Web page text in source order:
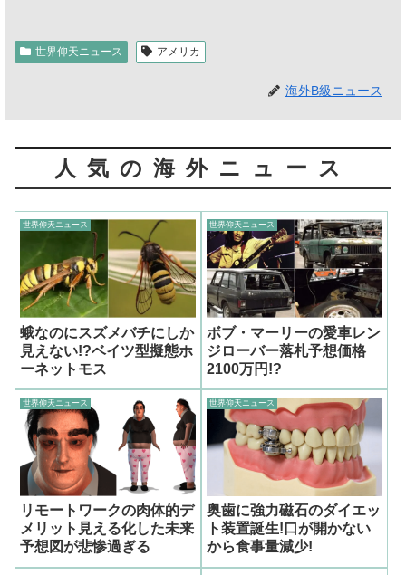
世界仰天ニュース アメリカ
海外B級ニュース
人気の海外ニュース
世界仰天ニュース
蛾なのにスズメバチにしか
見えない!?ベイツ型擬態ホ
ーネットモス
世界仰天ニュース
ボブ・マーリーの愛車レン
ジローバー落札予想価格
2100万円!?
世界仰天ニュース
リモートワークの肉体的デ
メリット見える化した未来
予想図が悲惨過ぎる
世界仰天ニュース
奥歯に強力磁石のダイエッ
ト装置誕生!口が開かない
から食事量減少!